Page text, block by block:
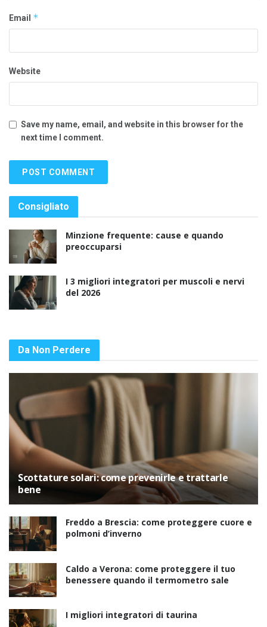
Email *
Website
Save my name, email, and website in this browser for the
next time I comment.
Consigliato
Minzione frequente: cause e quando
preoccuparsi
I 3 migliori integratori per muscoli e nervi
del 2026
Da Non Perdere
Scottature solari: come prevenirle e trattarle
bene
Freddo a Brescia: come proteggere cuore e
polmoni d’inverno
Caldo a Verona: come proteggere il tuo
benessere quando il termometro sale
I migliori integratori di taurina